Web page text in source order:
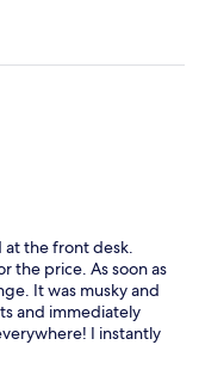
at the front desk.
the price. As soon as
It was musky and
and immediately
I instantly
staying here. The
done and done.